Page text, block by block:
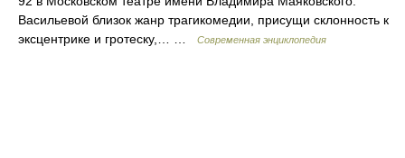
Васильевой близок жанр трагикомедии, присущи склонность к
эксцентрике и гротеску,… …
Современная энциклопедия